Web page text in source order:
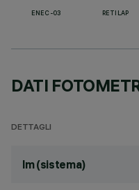
ENEC-03 RETILAP
DATI
DETTAGLI
lm (sistema)